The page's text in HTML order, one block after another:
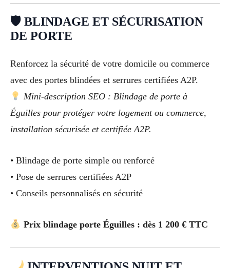
🛡 BLINDAGE ET SÉCURISATION
DE PORTE
Renforcez la sécurité de votre domicile ou commerce
avec des portes blindées et serrures certifiées A2P.
Mini-description SEO : Blindage de porte à
Éguilles pour protéger votre logement ou commerce,
installation sécurisée et certifiée A2P.
• Blindage de porte simple ou renforcé
• Pose de serrures certifiées A2P
• Conseils personnalisés en sécurité
Prix blindage porte Éguilles : dès 1 200 € TTC